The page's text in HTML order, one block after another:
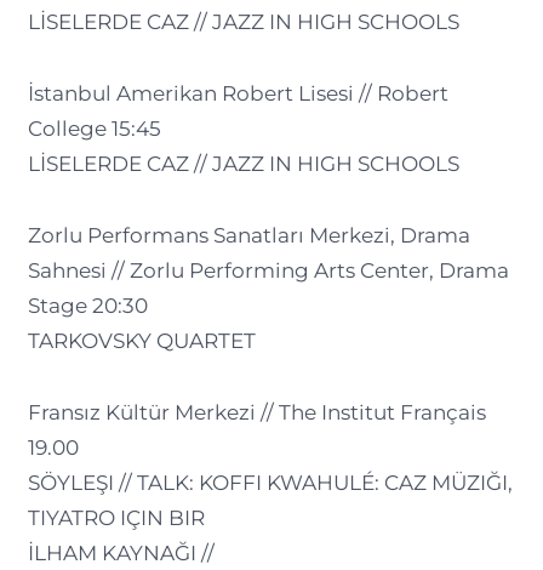
LİSELERDE CAZ // JAZZ IN HIGH SCHOOLS
İstanbul Amerikan Robert Lisesi // Robert
College 15:45
LİSELERDE CAZ // JAZZ IN HIGH SCHOOLS
Zorlu Performans Sanatları Merkezi, Drama
Sahnesi // Zorlu Performing Arts Center, Drama
Stage 20:30
TARKOVSKY QUARTET
Fransız Kültür Merkezi // The Institut Français
19.00
SÖYLEŞI // TALK: KOFFI KWAHULÉ: CAZ MÜZIĞI,
TIYATRO IÇIN BIR
İLHAM KAYNAĞI //